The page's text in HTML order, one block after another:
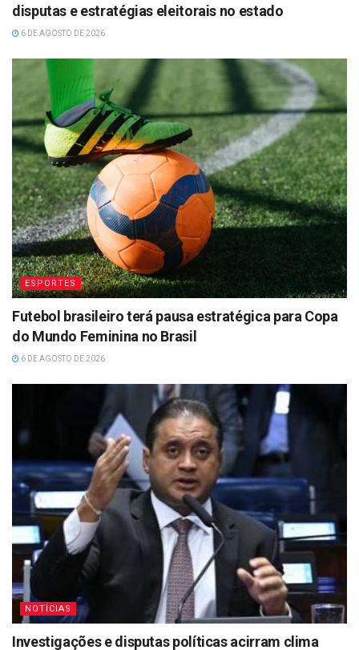
disputas e estratégias eleitorais no estado
6 DE AGOSTO DE 2026
ESPORTES
Futebol brasileiro terá pausa estratégica para Copa
do Mundo Feminina no Brasil
6 DE AGOSTO DE 2026
NOTÍCIAS
Investigações e disputas políticas acirram clima